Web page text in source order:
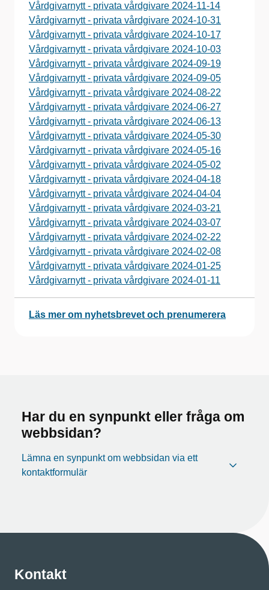
Vårdgivarnytt - privata vårdgivare 2024-11-14
Vårdgivarnytt - privata vårdgivare 2024-10-31
Vårdgivarnytt - privata vårdgivare 2024-10-17
Vårdgivarnytt - privata vårdgivare 2024-10-03
Vårdgivarnytt - privata vårdgivare 2024-09-19
Vårdgivarnytt - privata vårdgivare 2024-09-05
Vårdgivarnytt - privata vårdgivare 2024-08-22
Vårdgivarnytt - privata vårdgivare 2024-06-27
Vårdgivarnytt - privata vårdgivare 2024-06-13
Vårdgivarnytt - privata vårdgivare 2024-05-30
Vårdgivarnytt - privata vårdgivare 2024-05-16
Vårdgivarnytt - privata vårdgivare 2024-05-02
Vårdgivarnytt - privata vårdgivare 2024-04-18
Vårdgivarnytt - privata vårdgivare 2024-04-04
Vårdgivarnytt - privata vårdgivare 2024-03-21
Vårdgivarnytt - privata vårdgivare 2024-03-07
Vårdgivarnytt - privata vårdgivare 2024-02-22
Vårdgivarnytt - privata vårdgivare 2024-02-08
Vårdgivarnytt - privata vårdgivare 2024-01-25
Vårdgivarnytt - privata vårdgivare 2024-01-11
Läs mer om nyhetsbrevet och prenumerera
Har du en synpunkt eller fråga om
webbsidan?
Lämna en synpunkt om webbsidan via ett
kontaktformulär
Kontakt